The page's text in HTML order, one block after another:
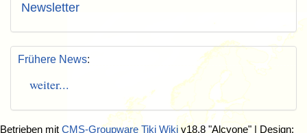
Newsletter
Frühere News:
weiter...
Betrieben mit CMS-Groupware Tiki Wiki v18.8 "Alcyone" | Design: